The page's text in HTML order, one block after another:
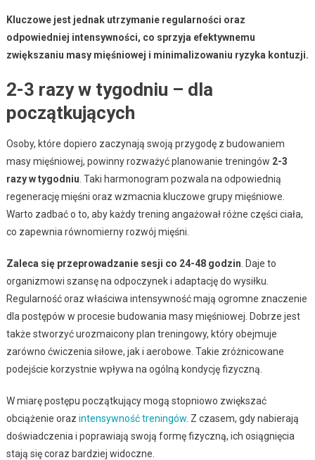
Kluczowe jest jednak utrzymanie regularności oraz
odpowiedniej intensywności, co sprzyja efektywnemu
zwiększaniu masy mięśniowej i minimalizowaniu ryzyka kontuzji.
2-3 razy w tygodniu – dla
początkujących
Osoby, które dopiero zaczynają swoją przygodę z budowaniem
masy mięśniowej, powinny rozważyć planowanie treningów 2-3
razy w tygodniu . Taki harmonogram pozwala na odpowiednią
regenerację mięśni oraz wzmacnia kluczowe grupy mięśniowe.
Warto zadbać o to, aby każdy trening angażował różne części ciała,
co zapewnia równomierny rozwój mięśni.
Zaleca się przeprowadzanie sesji co 24-48 godzin . Daje to
organizmowi szansę na odpoczynek i adaptację do wysiłku.
Regularność oraz właściwa intensywność mają ogromne znaczenie
dla postępów w procesie budowania masy mięśniowej. Dobrze jest
także stworzyć urozmaicony plan treningowy, który obejmuje
zarówno ćwiczenia siłowe, jak i aerobowe. Takie zróżnicowane
podejście korzystnie wpływa na ogólną kondycję fizyczną.
W miarę postępu początkujący mogą stopniowo zwiększać
obciążenie oraz intensywność treningów. Z czasem, gdy nabierają
doświadczenia i poprawiają swoją formę fizyczną, ich osiągnięcia
stają się coraz bardziej widoczne.